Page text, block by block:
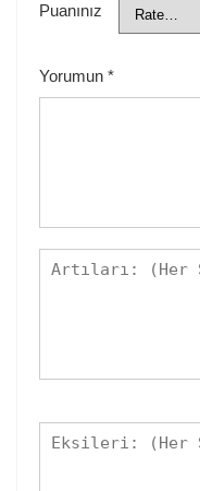
Puanınız
Yorumun *